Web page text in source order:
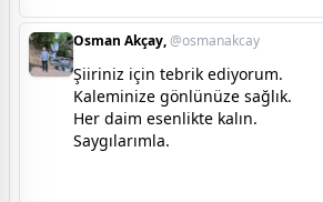
Osman Akçay,@osmanakcay
Şiiriniz için tebrik ediyorum.
Kaleminize gönlünüze sağlık.
Her daim esenlikte kalın.
Saygılarımla.